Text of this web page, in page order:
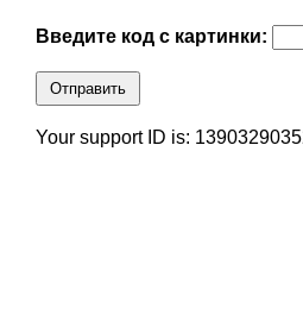
Введите код с картинки:
Отправить
Your support ID is: